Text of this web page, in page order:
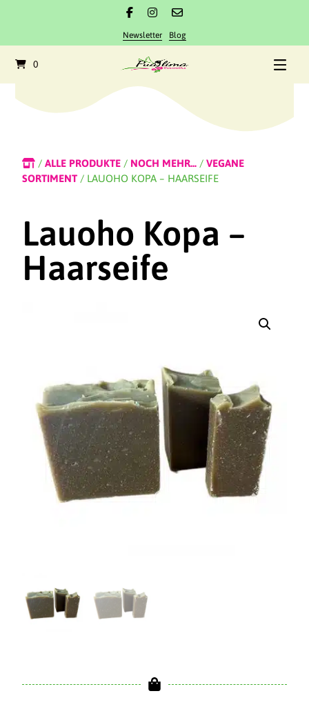
Newsletter Blog
0
/ALLE PRODUKTE / NOCH MEHR... /VEGANE
SORTIMENT / LAUOHO KOPA – HAARSEIFE
Lauoho Kopa –
Haarseife